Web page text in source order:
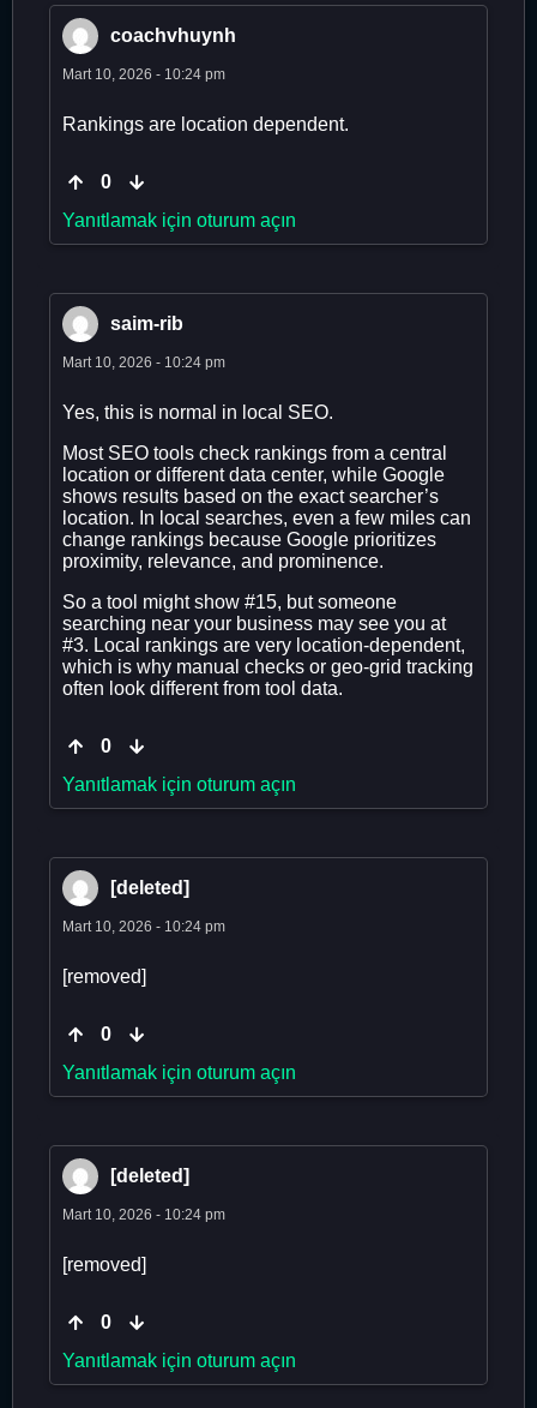
coachvhuynh
Mart 10, 2026 - 10:24 pm
Rankings are location dependent.
0
Yanıtlamak için oturum açın
saim-rib
Mart 10, 2026 - 10:24 pm
Yes, this is normal in local SEO.
Most SEO tools check rankings from a central
location or different data center, while Google
shows results based on the exact searcher’s
location. In local searches, even a few miles can
change rankings because Google prioritizes
proximity, relevance, and prominence.
So a tool might show #15, but someone
searching near your business may see you at
#3. Local rankings are very location-dependent,
which is why manual checks or geo-grid tracking
often look different from tool data.
0
Yanıtlamak için oturum açın
[deleted]
Mart 10, 2026 - 10:24 pm
[removed]
0
Yanıtlamak için oturum açın
[deleted]
Mart 10, 2026 - 10:24 pm
[removed]
0
Yanıtlamak için oturum açın